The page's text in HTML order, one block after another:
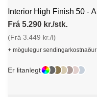
Interior High Finish 50 -
Frá 5.290 kr./stk.
(Frá 3.449 kr./l)
+ mögulegur sendingarkostnaður
Er litanlegt